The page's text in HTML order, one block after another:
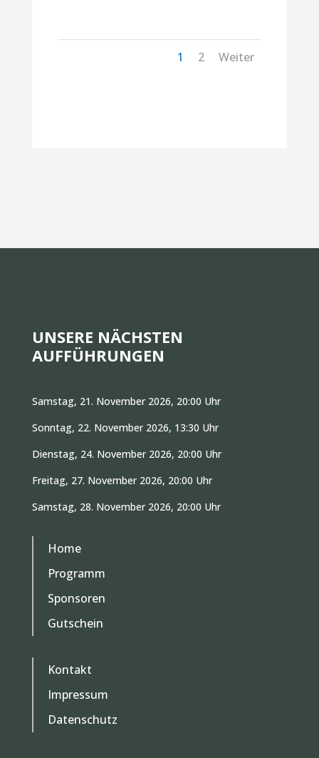
1 2 Weiter
UNSERE NÄCHSTEN
AUFFÜHRUNGEN
Samstag, 21. November 2026, 20:00 Uhr
Sonntag, 22. November 2026, 13:30 Uhr
Dienstag, 24. November 2026, 20:00 Uhr
Freitag, 27. November 2026, 20:00 Uhr
Samstag, 28. November 2026, 20:00 Uhr
Home
Programm
Sponsoren
Gutschein
Kontakt
Impressum
Datenschutz